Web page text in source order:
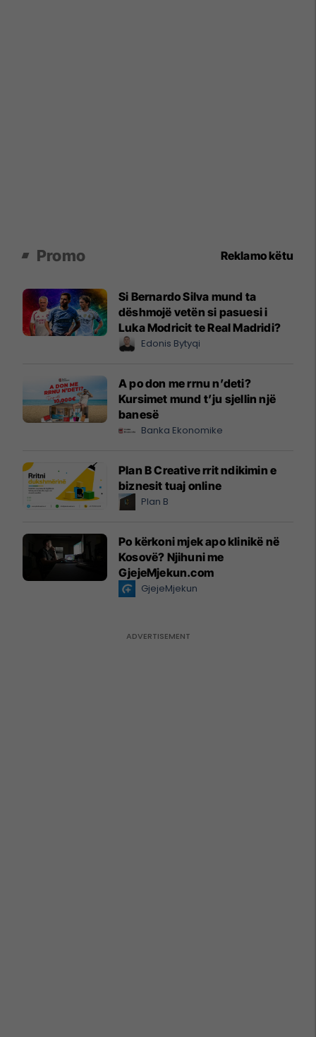
Promo Reklamo këtu
Si Bernardo Silva mund ta
dëshmojë vetën si pasuesi i
Luka Modricit te Real Madridi?
Edonis Bytyqi
A po don me rrnu n’deti?
Kursimet mund t’ju sjellin një
banesë
Banka Ekonomike
Plan B Creative rrit ndikimin e
biznesit tuaj online
Plan B
Po kërkoni mjek apo klinikë në
Kosovë? Njihuni me
GjejeMjekun.com
GjejeMjekun